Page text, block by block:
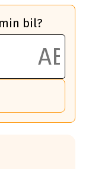
bil?